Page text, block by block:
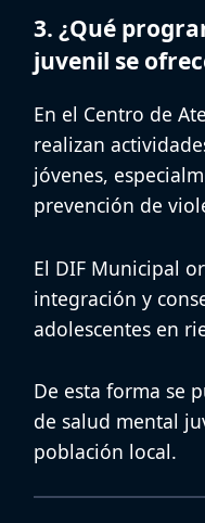
3. ¿Qué
juvenil se
En el Centro de
realizan
jóvenes,
prevención de
El DIF Municipal
integración y
adolescentes en
De esta forma se
de salud mental
población local.